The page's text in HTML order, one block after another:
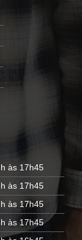
às 17h45
às 17h45
às 17h45
às 17h45